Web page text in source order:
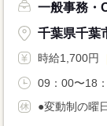
一般事務・
千葉県千葉
時給1,700円
09：00〜18
●変動制の曜